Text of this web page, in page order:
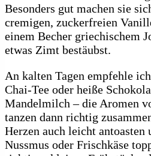
Besonders gut machen sie
cremigen, zuckerfreien
einem Becher griechischem
etwas Zimt bestäubst.
An kalten Tagen empfehle
Chai-Tee oder heiße
Mandelmilch – die Aromen
tanzen dann richtig
Herzen auch leicht
Nussmus oder Frischkäse